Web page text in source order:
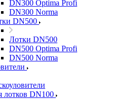
DN300 Optima Profi
DN300 Norma
DN500
Лотки DN500
DN500 Optima Profi
DN500 Norma
лотков DN100